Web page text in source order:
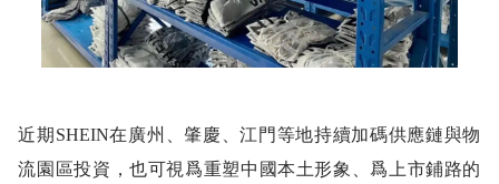
近期SHEIN在廣州、肇慶、江門等地持續加碼供應鏈與物
流園區投資，也可視爲重塑中國本土形象、爲上市鋪路的